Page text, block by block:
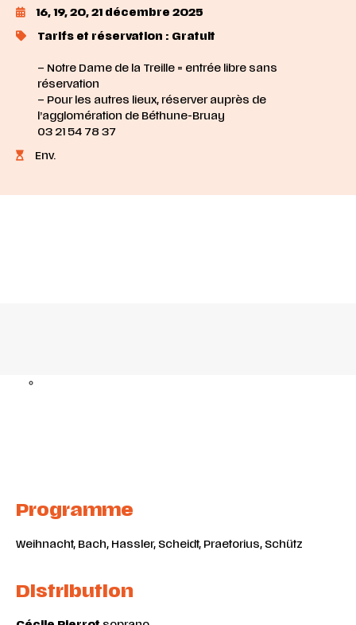
16, 19, 20, 21 décembre 2025
Tarifs et réservation : Gratuit
– Notre Dame de la Treille = entrée libre sans
réservation
– Pour les autres lieux, réserver auprès de
l’agglomération de Béthune-Bruay
03 21 54 78 37
Env.
Programme
Weihnacht, Bach, Hassler, Scheidt, Praetorius, Schütz
Distribution